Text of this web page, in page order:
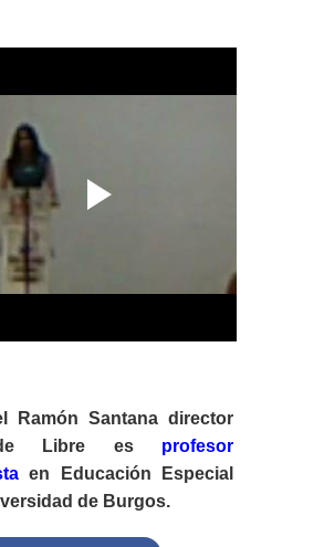
Ramón Santana director
Libre es profesor
en Educación Especial
de Burgos.